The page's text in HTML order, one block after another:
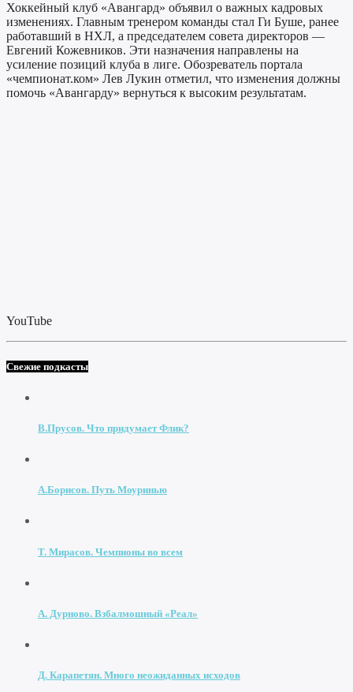
Хоккейный клуб «Авангард» объявил о важных кадровых
изменениях. Главным тренером команды стал Ги Буше, ранее
работавший в НХЛ, а председателем совета директоров —
Евгений Кожевников. Эти назначения направлены на
усиление позиций клуба в лиге. Обозреватель портала
«чемпионат.ком» Лев Лукин отметил, что изменения должны
помочь «Авангарду» вернуться к высоким результатам.
YouTube
Свежие подкасты
В.Прусов. Что придумает Флик?
А.Борисов. Путь Моуринью
Т. Мирасов. Чемпионы во всем
А. Дурново. Взбалмошный «Реал»
Д. Карапетян. Много неожиданных исходов